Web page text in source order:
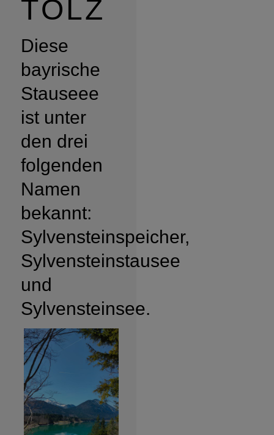
TÖLZ
Diese
bayrische
Stauseee
ist unter
den drei
folgenden
Namen
bekannt:
Sylvensteinspeicher,
Sylvensteinstausee
und
Sylvensteinsee.